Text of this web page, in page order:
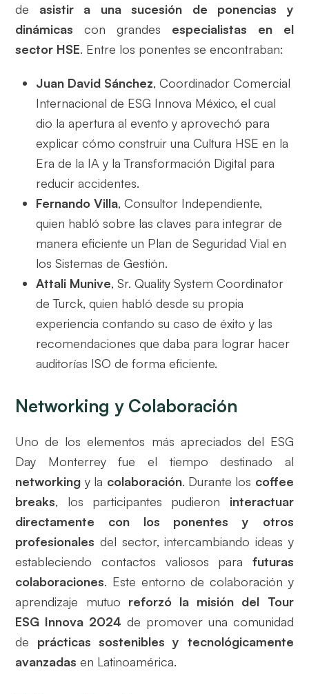
de asistir a una sucesión de ponencias y
dinámicas con grandes especialistas en el
sector HSE. Entre los ponentes se encontraban:
Juan David Sánchez, Coordinador Comercial
Internacional de ESG Innova México, el cual
dio la apertura al evento y aprovechó para
explicar cómo construir una Cultura HSE en la
Era de la IA y la Transformación Digital para
reducir accidentes.
Fernando Villa, Consultor Independiente,
quien habló sobre las claves para integrar de
manera eficiente un Plan de Seguridad Vial en
los Sistemas de Gestión.
Attali Munive, Sr. Quality System Coordinator
de Turck, quien habló desde su propia
experiencia contando su caso de éxito y las
recomendaciones que daba para lograr hacer
auditorías ISO de forma eficiente.
Networking y Colaboración
Uno de los elementos más apreciados del ESG
Day Monterrey fue el tiempo destinado al
networking y la colaboración. Durante los coffee
breaks, los participantes pudieron interactuar
directamente con los ponentes
y otros
profesionales del sector, intercambiando ideas y
estableciendo contactos valiosos para futuras
colaboraciones. Este entorno de colaboración y
aprendizaje mutuo reforzó la misión del Tour
ESG Innova 2024 de promover una comunidad
de prácticas sostenibles y tecnológicamente
avanzadas en Latinoamérica.